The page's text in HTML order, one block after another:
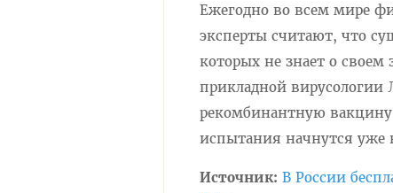
Ежегодно во всем мире
эксперты считают, что
которых не знает о
прикладной
рекомбинантную вакцину
испытания начнутся уже
Источник: В России